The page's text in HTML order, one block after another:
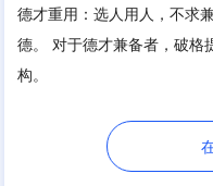
德才重用：选人用人，不求
德。 对于德才兼备者，破格
构。